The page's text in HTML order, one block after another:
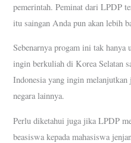
pemerintah. Peminat dari LPDP
itu saingan Anda pun akan lebih
Sebenarnya progam ini tak
ingin berkuliah di Korea Selatan
Indonesia yang ingin
negara lainnya.
Perlu diketahui juga jika LPDP
beasiswa kepada mahasiswa